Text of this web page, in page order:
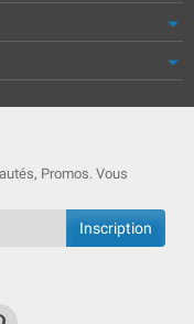
Promos. Vous